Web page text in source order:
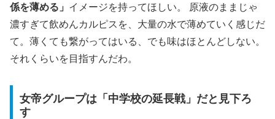
係を薄める」 イメージを持ってほしい。 原液のままじゃ
濃すぎて飲めんカルピスを、大量の水で薄めていく感じだ
て。薄くても繋がってはいる、でも味はほとんどしない。
それくらいを目指すんだわ。
女帝グループは「中学校の延長戦」だと見下ろ
す